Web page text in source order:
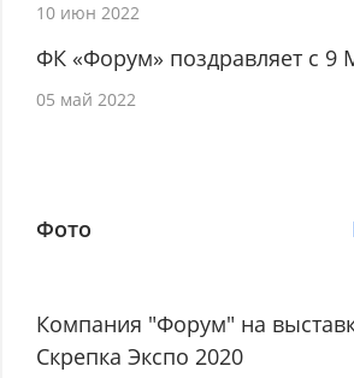
10 июн 2022
ФК «Форум» поздравляет с 9
05 май 2022
Фото
Компания "Форум" на
Скрепка Экспо 2020